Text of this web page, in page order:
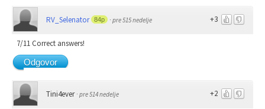
+3
RV_Selenator 84p · pre 515 nedelje
7/11 Correct answers!
Odgovor
+2
Tini4ever · pre 514 nedelje